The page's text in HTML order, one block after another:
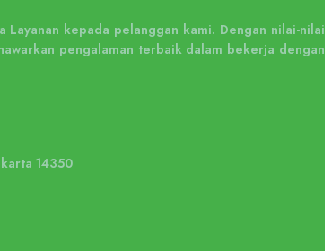
kepada pelanggan kami. Dengan nilai-nilai
pengalaman terbaik dalam bekerja dengan
14350